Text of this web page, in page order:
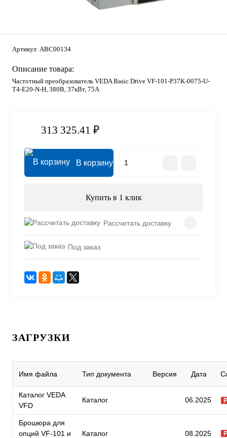
Артикул: ABC00134
Описание товара:
Частотный преобразователь VEDA Basic Drive VF-101-P37K-0075-U-
T4-E20-N-H, 380В, 37кВт, 75А
313 325.41 ₽
В корзину
Купить в 1 клик
Рассчитать доставку
Под заказ
ЗАГРУЗКИ
Имя файла Тип документа Версия Дата
Каталог VEDA
VFD
Каталог 06.2025
Брошюра для
опций VF-101 и
Каталог 08.2025